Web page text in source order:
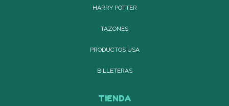
HARRY POTTER
TAZONES
PRODUCTOS USA
BILLETERAS
TIENDA